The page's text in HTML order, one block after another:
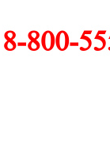
8-800-